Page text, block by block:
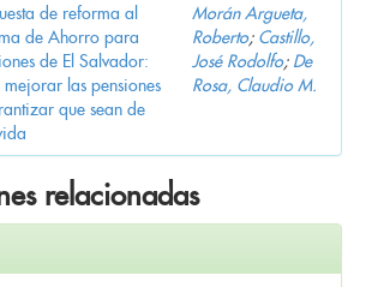
de reforma al
de Ahorro para
de El Salvador:
las pensiones
que sean de
Morán Argueta,
Roberto; Castillo,
José Rodolfo; De
Rosa, Claudio M.
relacionadas